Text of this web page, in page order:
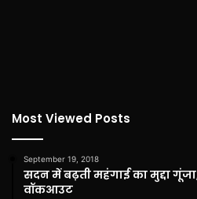
Most Viewed Posts
September 19, 2018
सदन में बढ़ती महंगाई का मुद्दा
वॉकआउट